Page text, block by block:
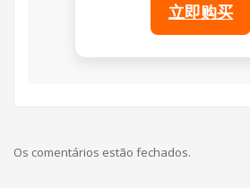
立即购买
Os comentários estão fechados.